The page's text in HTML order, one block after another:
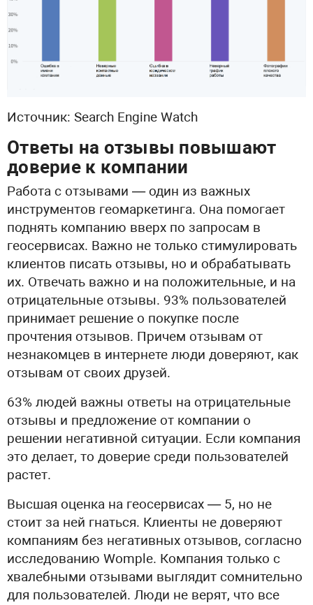
Источник: Search Engine Watch
Ответы на отзывы повышают
доверие к компании
Работа с отзывами — один из важных
инструментов геомаркетинга. Она помогает
поднять компанию вверх по запросам в
геосервисах. Важно не только стимулировать
клиентов писать отзывы, но и обрабатывать
их. Отвечать важно и на положительные, и на
отрицательные отзывы. 93% пользователей
принимает решение о покупке после
прочтения отзывов. Причем отзывам от
незнакомцев в интернете люди доверяют, как
отзывам от своих друзей.
63% людей важны ответы на отрицательные
отзывы и предложение от компании о
решении негативной ситуации. Если компания
это делает, то доверие среди пользователей
растет.
Высшая оценка на геосервисах — 5, но не
стоит за ней гнаться. Клиенты не доверяют
компаниям без негативных отзывов, согласно
исследованию Womple. Компания только с
хвалебными отзывами выглядит сомнительно
для пользователей. Люди не верят, что все